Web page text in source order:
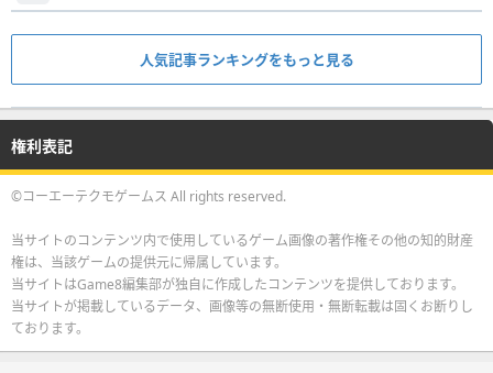
人気記事ランキングをもっと見る
権利表記
©コーエーテクモゲームス All rights reserved.
当サイトのコンテンツ内で使用しているゲーム画像の著作権その他の知的財産
権は、当該ゲームの提供元に帰属しています。
当サイトはGame8編集部が独自に作成したコンテンツを提供しております。
当サイトが掲載しているデータ、画像等の無断使用・無断転載は固くお断りし
ております。